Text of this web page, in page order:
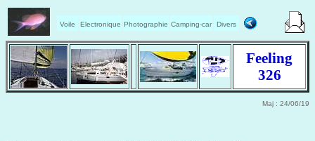
Voile Electronique Photographie Camping-car Divers
Feeling
326
Maj : 24/06/19